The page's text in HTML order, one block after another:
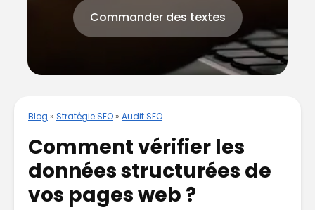
Commander des textes
Blog » Stratégie SEO » Audit SEO
Comment vérifier les
données structurées de
vos pages web ?